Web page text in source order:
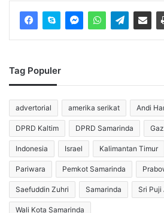
UU IKN
Warga negara bernamaZulkifli
Ia meminta MK menetapkan
sebelum pemerintah membuat
pengganti.
Menurut Zulkifli, pemerintah belum
mengenai waktu pemindahan ibu
Timur.
Ia juga mempertanyakan status
Tag Populer
advertorial amerika serikat Andi
DPRD Kaltim DPRD Samarinda
Indonesia Israel Kalimantan Timur
Pariwara Pemkot Samarinda
Saefuddin Zuhri Samarinda Sri Puji
Wali Kota Samarinda